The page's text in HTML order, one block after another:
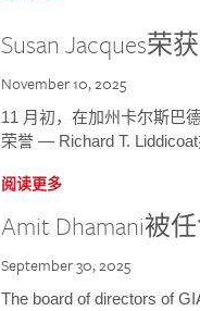
Susan Jacques荣
November 10, 2025
11 月初，在加州卡尔斯巴
荣誉 — Richard T. Liddicoat
阅读更多
Amit Dhamani被
September 30, 2025
The board of directors of